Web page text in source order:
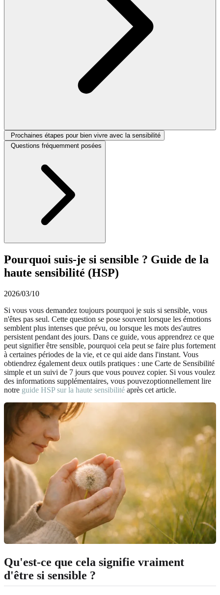
Prochaines étapes pour bien vivre avec la sensibilité
Questions fréquemment posées
Pourquoi suis-je si sensible ? Guide de la
haute sensibilité (HSP)
2026/03/10
Si vous vous demandez toujours pourquoi je suis si sensible, vous
n'êtes pas seul. Cette question se pose souvent lorsque les émotions
semblent plus intenses que prévu, ou lorsque les mots des'autres
persistent pendant des jours. Dans ce guide, vous apprendrez ce que
peut signifier être sensible, pourquoi cela peut se faire plus fortement
à certaines périodes de la vie, et ce qui aide dans l'instant. Vous
obtiendrez également deux outils pratiques : une Carte de Sensibilité
simple et un suivi de 7 jours que vous pouvez copier. Si vous voulez
des informations supplémentaires, vous pouvezoptionnellement lire
notre guide HSP sur la haute sensibilité après cet article.
Qu'est-ce que cela signifie vraiment
d'être si sensible ?